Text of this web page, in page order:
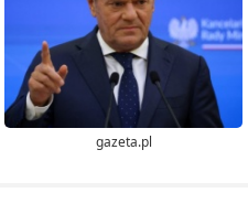
gazeta.pl